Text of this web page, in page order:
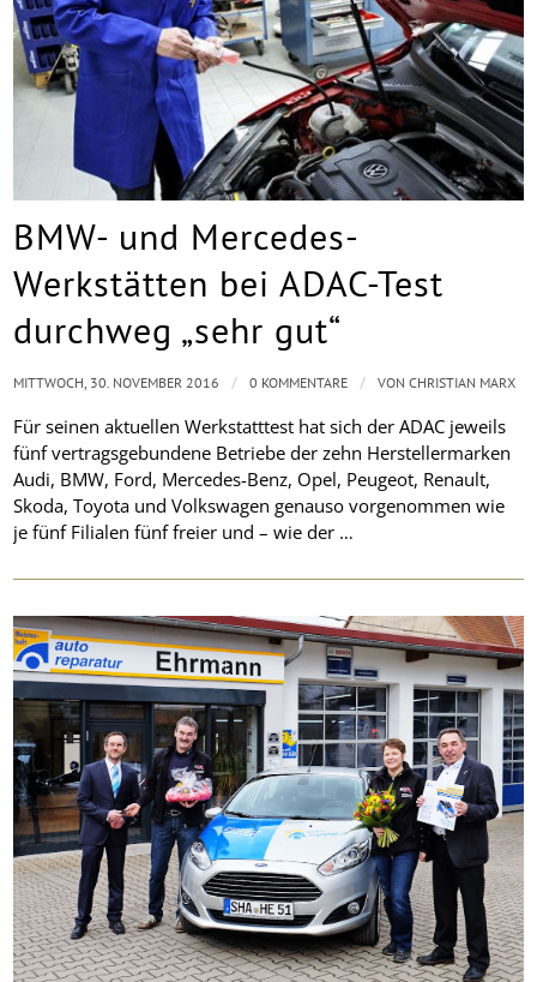
BMW- und Mercedes-
Werkstätten bei ADAC-Test
durchweg „sehr gut“
Für seinen aktuellen Werkstatttest hat sich der ADAC jeweils
fünf vertragsgebundene Betriebe der zehn Herstellermarken
Audi, BMW, Ford, Mercedes-Benz, Opel, Peugeot, Renault,
Skoda, Toyota und Volkswagen genauso vorgenommen wie
je fünf Filialen fünf freier und – wie der …
MITTWOCH, 30. NOVEMBER 2016 / 0 KOMMENTARE / VONCHRISTIAN MARX